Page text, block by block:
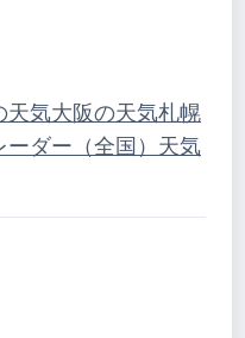
天気大阪の天気札幌
ダー（全国） 天気